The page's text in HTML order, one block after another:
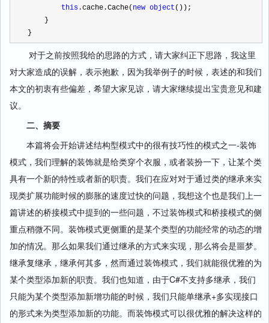
this.cache.Cache( new object ());
    }
}
对于之前按照我给的思路的方式，请大家纠正下思路，我这里
对大家造成的误解，表示抱歉，因为我举例子的时候，表述的和我们
本文的初衷有些偏差，希望大家见谅，请大家继续提出宝贵意见和建
议。
二、摘要
本篇将会开始讲述结构型模式中的很有技巧性的模式之一-装饰
模式，我们理解的装饰就是给类穿个衣服，或者装扮一下，让某个类
具有一个新的特性或者新的职责。我们在应对对于通过类的继承来实
现类扩展功能时候的膨胀的速度过快的问题，我想这个也是我们上一
篇讲述的桥接模式中提到的一些问题，不过装饰模式和桥接模式的侧
重点稍微不同。装饰模式更侧重的是某个类型的功能经常的动态的增
加的情况。那么如果我们通过继承的方式来实现，那么将会是噩梦。
继承复继承，继承何其多，然而通过装饰模式，我们就能很优雅的为
某个类型添加新的职责。我们也知道，由于C#不支持多继承，我们
只能为某个类型添加新增功能的时候，我们只能单继承+多实现接口
的形式来为类型添加新的功能。而装饰模式可以很优雅的解决这样的